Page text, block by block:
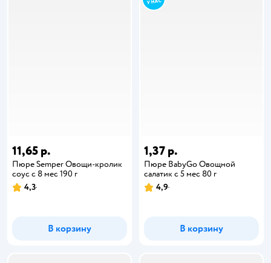
11,65 р.
Пюре Semper Овощи-кролик
соус с 8 мес 190 г
4,3
В корзину
1,37 р.
Пюре BabyGo Овощной
салатик с 5 мес 80 г
4,9
В корзину